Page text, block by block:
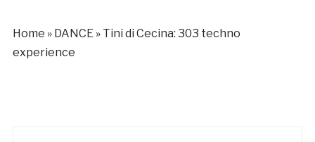
Home » DANCE» Tini di Cecina: 303 techno
experience